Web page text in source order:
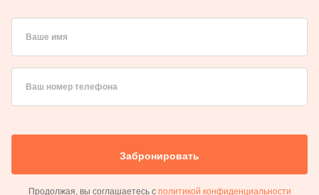
Ваше имя
Ваш номер телефона
Забронировать
Продолжая, вы соглашаетесь с политикой конфиденциальности